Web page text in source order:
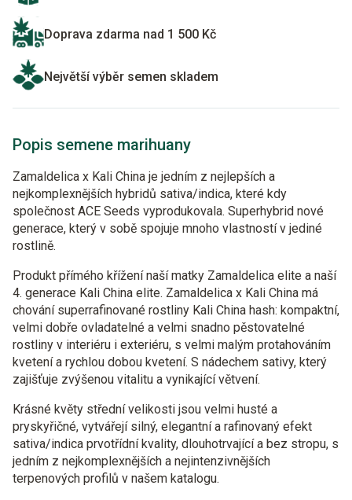
Doprava zdarma nad 1 500 Kč
Největší výběr semen skladem
Popis semene marihuany
Zamaldelica x Kali China je jedním z nejlepších a
nejkomplexnějších hybridů sativa/indica, které kdy
společnost ACE Seeds vyprodukovala. Superhybrid nové
generace, který v sobě spojuje mnoho vlastností v jediné
rostlině.
Produkt přímého křížení naší matky Zamaldelica elite a naší
4. generace Kali China elite. Zamaldelica x Kali China má
chování superrafinované rostliny Kali China hash: kompaktní,
velmi dobře ovladatelné a velmi snadno pěstovatelné
rostliny v interiéru i exteriéru, s velmi malým protahováním
kvetení a rychlou dobou kvetení. S nádechem sativy, který
zajišťuje zvýšenou vitalitu a vynikající větvení.
Krásné květy střední velikosti jsou velmi husté a
pryskyřičné, vytvářejí silný, elegantní a rafinovaný efekt
sativa/indica prvotřídní kvality, dlouhotrvající a bez stropu, s
jedním z nejkomplexnějších a nejintenzivnějších
terpenových profilů v našem katalogu.